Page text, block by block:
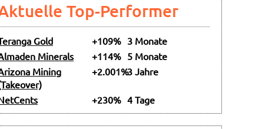
Top-Performer
Gold +109% 3 Monate
Minerals
+114% 5 Monate
Mining
+2.001%3 Jahre
+230% 4 Tage